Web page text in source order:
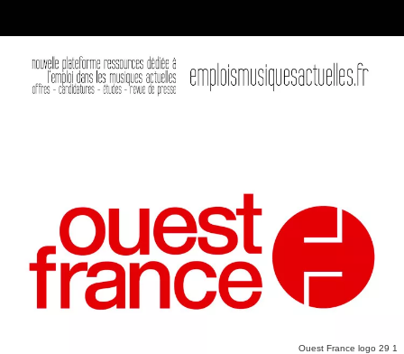
Ouest France logo 29 1